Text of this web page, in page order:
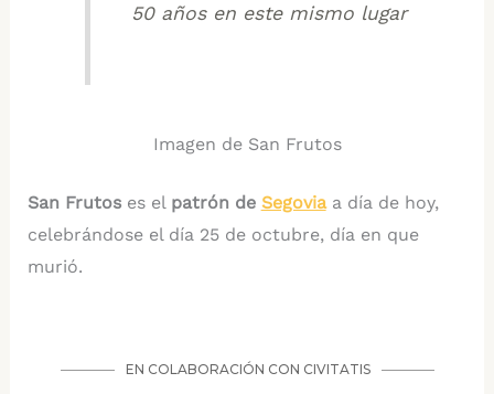
50 años en este mismo lugar
Imagen de San Frutos
San Frutos es el patrón de Segovia a día de hoy,
celebrándose el día 25 de octubre, día en que
murió.